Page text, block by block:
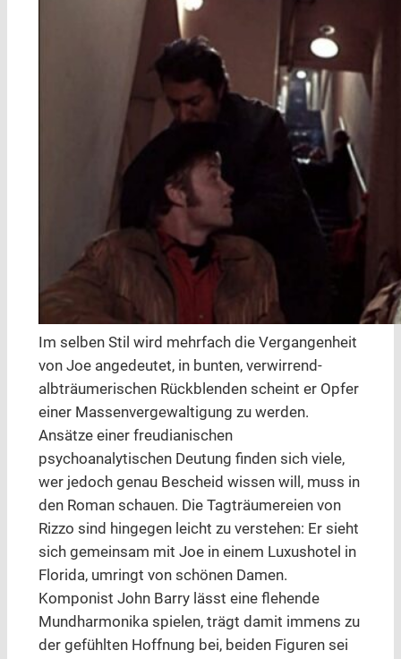
Im selben Stil wird mehrfach die Vergangenheit
von Joe angedeutet, in bunten, verwirrend-
albträumerischen Rückblenden scheint er Opfer
einer Massenvergewaltigung zu werden.
Ansätze einer freudianischen
psychoanalytischen Deutung finden sich viele,
wer jedoch genau Bescheid wissen will, muss in
den Roman schauen. Die Tagträumereien von
Rizzo sind hingegen leicht zu verstehen: Er sieht
sich gemeinsam mit Joe in einem Luxushotel in
Florida, umringt von schönen Damen.
Komponist John Barry lässt eine flehende
Mundharmonika spielen, trägt damit immens zu
der gefühlten Hoffnung bei, beiden Figuren sei